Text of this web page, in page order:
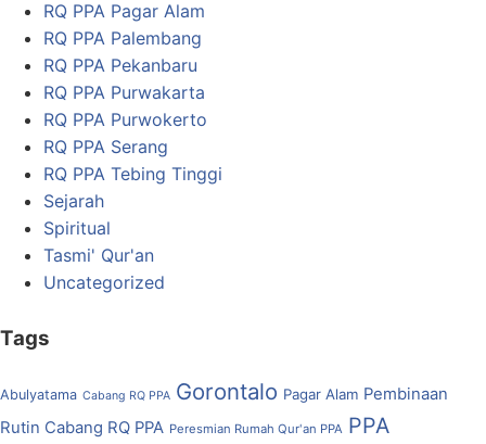
RQ PPA Pagar Alam
RQ PPA Palembang
RQ PPA Pekanbaru
RQ PPA Purwakarta
RQ PPA Purwokerto
RQ PPA Serang
RQ PPA Tebing Tinggi
Sejarah
Spiritual
Tasmi' Qur'an
Uncategorized
Tags
Abulyatama Cabang RQ PPA Gorontalo Pagar Alam Pembinaan
Rutin Cabang RQ PPA Peresmian Rumah Qur'an PPA PPA